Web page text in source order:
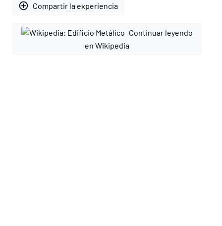
add_circle_outline Compartir la experiencia
Continuar leyendo
en Wikipedia